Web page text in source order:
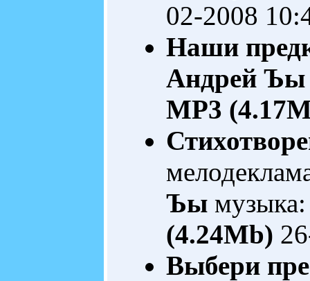
02-2008
Наши
Андрей Ъы
MP3
Ъы
(4.24Mb)
Выбери